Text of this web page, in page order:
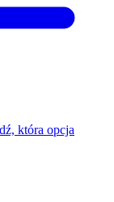
która opcja